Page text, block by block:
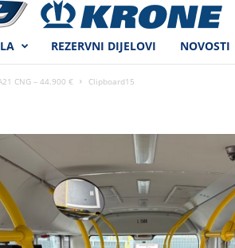
REZERVNI DIJELOVI NOVOSTI
CNG – 44.900 € Clipboard15